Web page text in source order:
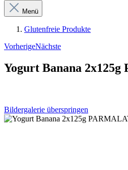
Menü
Glutenfreie Produkte
VorherigeNächste
Yogurt Banana
Bildergalerie überspringen